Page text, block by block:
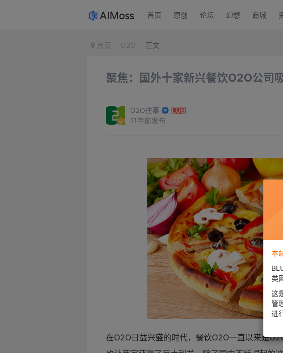
首页 原创 论坛 幻想 商城
首页 O2O 正文
聚焦：国外十家新兴餐饮O2O公司
O2O往事
11年前发布
在O2O日益兴盛的时代， 餐饮O2O一直以来是
本
类
这
管
进